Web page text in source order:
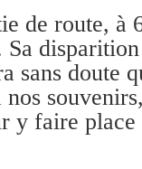
de route, à
sans doute
y faire place